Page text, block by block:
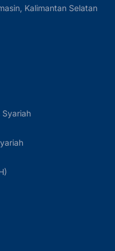
Kalimantan Selatan
Syariah